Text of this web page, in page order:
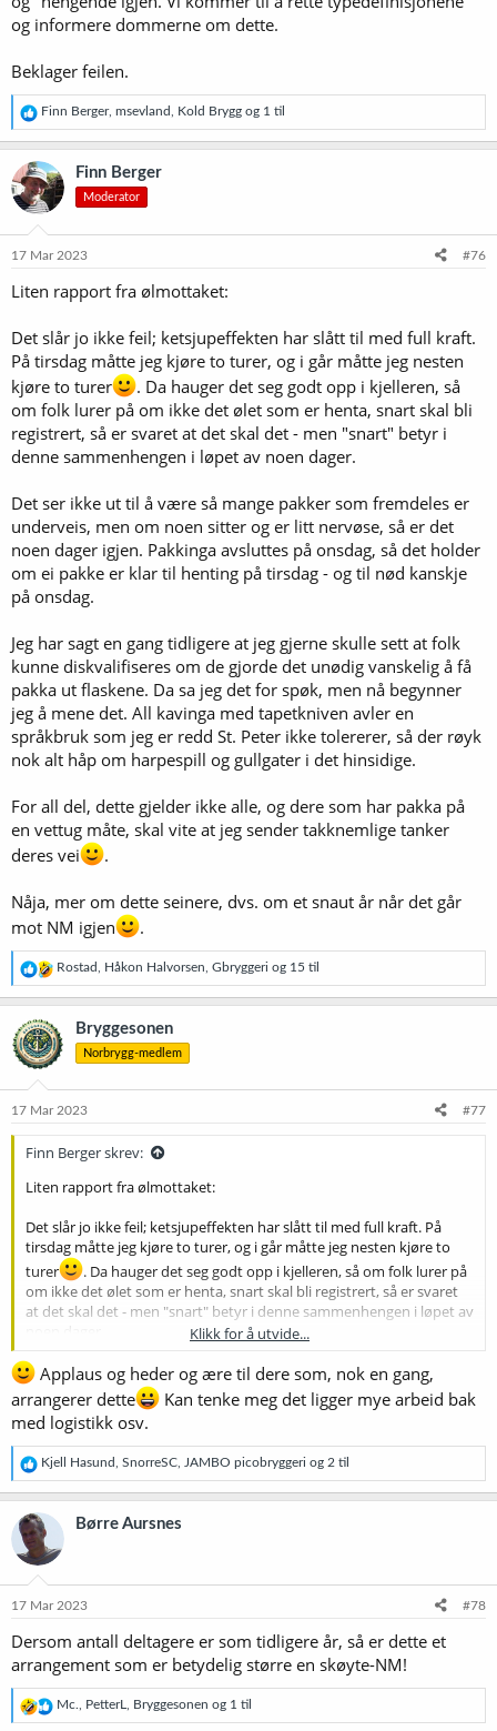
og informere dommerne om dette.
Beklager feilen.
R
e
a
k
s
j
o
e
:
Finn Berger, msevland Kold Brygg og 1 til
Finn Berger
Moderator
17 Mar 2023 #76
Liten rapport fra ølmottaket:
Det slår jo ikke feil; ketsjupeffekten har slått til med full kraft.
På tirsdag måtte jeg kjøre to turer, og i går måtte jeg nesten
kjøre to turer
. Da hauger det seg godt opp i kjelleren, så
om folk lurer på om ikke det ølet som er henta, snart skal bli
registrert, så er svaret at det skal det - men "snart" betyr i
denne sammenhengen i løpet av noen dager.
Det ser ikke ut til å være så mange pakker som fremdeles er
underveis, men om noen sitter og er litt nervøse, så er det
noen dager igjen. Pakkinga avsluttes på onsdag, så det holder
om ei pakke er klar til henting på tirsdag - og til nød kanskje
på onsdag.
Jeg har sagt en gang tidligere at jeg gjerne skulle sett at folk
kunne diskvalifiseres om de gjorde det unødig vanskelig å få
pakka ut flaskene. Da sa jeg det for spøk, men nå begynner
jeg å mene det. All kavinga med tapetkniven avler en
språkbruk som jeg er redd St. Peter ikke tolererer, så der røyk
nok alt håp om harpespill og gullgater i det hinsidige.
For all del, dette gjelder ikke alle, og dere som har pakka på
en vettug måte, skal vite at jeg sender takknemlige tanker
deres vei
.
Nåja, mer om dette seinere, dvs. om et snaut år når det går
mot NM igjen
.
R
e
a
s
j
n
e
Rostad Håkon Halvorsen Gbryggeri og 15 til
Bryggesonen
Norbrygg-medlem
17 Mar 2023 #77
Finn Berger skrev:
Liten rapport fra ølmottaket:
Det slår jo ikke feil; ketsjupeffekten har slått til med full kraft. På
tirsdag måtte jeg kjøre to turer, og i går måtte jeg nesten kjøre to
turer
. Da hauger det seg godt opp i kjelleren, så om folk lurer på
om ikke det ølet som er henta, snart skal bli registrert, så er svaret
at det skal det - men "snart" betyr i denne sammenhengen i løpet av
Det ser ikke ut til å være så mange pakker som fremdeles er
underveis, men om noen sitter og er litt nervøse, så er det noen
dager igjen. Pakkinga avsluttes på onsdag, så det holder om ei
pakke er klar til henting på tirsdag - og til nød kanskje på onsdag.
Jeg har sagt en gang tidligere at jeg gjerne skulle sett at folk kunne
diskvalifiseres om de gjorde det unødig vanskelig å få pakka ut
flaskene. Da sa jeg det for spøk, men nå begynner jeg å mene det. All
kavinga med tapetkniven avler en språkbruk som jeg er redd St.
Peter ikke tolererer, så der røyk nok alt håp om harpespill og
gullgater i det hinsidige.
For all del, dette gjelder ikke alle, og dere som har pakka på en
vettug måte, skal vite at jeg sender takknemlige tanker deres vei
Nåja, mer om dette seinere, dvs. om et snaut år når det går mot NM
igjen
.
Klikk for å utvide...
Applaus og heder og ære til dere som, nok en gang,
arrangerer dette
Kan tenke meg det ligger mye arbeid bak
med logistikk osv.
R
e
a
k
s
o
e
:
Kjell Hasund SnorreSC JAMBO picobryggeri og 2 til
Børre Aursnes
17 Mar 2023 #78
Dersom antall deltagere er som tidligere år, så er dette et
arrangement som er betydelig større en skøyte-NM!
R
e
Mc. PetterL Bryggesonen og 1 til